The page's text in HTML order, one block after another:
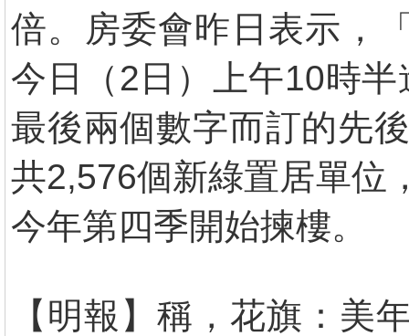
倍。房委會昨日表示，
今日（2日）上午10時
最後兩個數字而訂的先
共2,576個新綠置居單位
今年第四季開始揀樓。
【明報】稱，花旗：美